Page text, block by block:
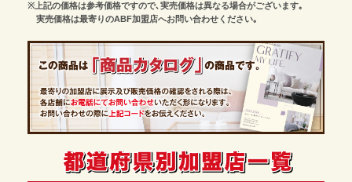
※上記の価格は参考価格ですので､実売価格は異なる場合がございます｡
実売価格は最寄りのABF加盟店へお問い合わせください｡